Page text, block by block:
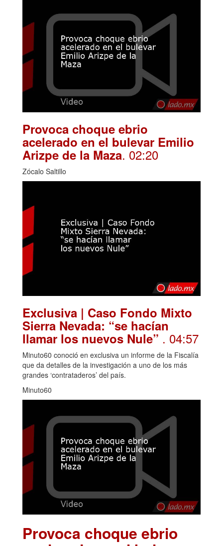
Provoca choque ebrio
acelerado en el bulevar Emilio
Arizpe de la Maza. 02:20
Zócalo Saltillo
Exclusiva | Caso Fondo Mixto
Sierra Nevada: “se hacían
llamar los nuevos Nule” . 04:57
Minuto60 conoció en exclusiva un informe de la Fiscalía
que da detalles de la investigación a uno de los más
grandes ‘contrataderos’ del país.
Minuto60
Provoca choque ebrio